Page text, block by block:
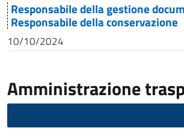
Responsabile della gestione
Responsabile della conservazione
10/10/2024
Amministrazione